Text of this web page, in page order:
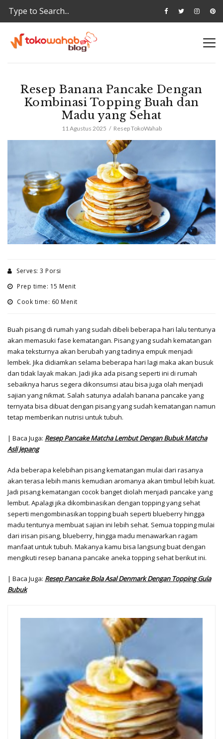
Resep Banana Pancake Dengan
Kombinasi Topping Buah dan
Madu yang Sehat
11 Agustus 2025 Resep TokoWahab
Serves: 3 Porsi
Prep time: 15 Menit
Cook time: 60 Menit
Buah pisang di rumah yang sudah dibeli beberapa hari lalu tentunya
akan memasuki fase kematangan. Pisang yang sudah kematangan
maka teksturnya akan berubah yang tadinya empuk menjadi
lembek. Jika didiamkan selama beberapa hari lagi maka akan busuk
dan tidak layak makan. Jadi jika ada pisang seperti ini di rumah
sebaiknya harus segera dikonsumsi atau bisa juga olah menjadi
sajian yang nikmat. Salah satunya adalah banana pancake yang
ternyata bisa dibuat dengan pisang yang sudah kematangan namun
tetap memberikan nutrisi untuk tubuh.
| Baca Juga: Resep Pancake Matcha Lembut Dengan Bubuk Matcha
Asli Jepang
Ada beberapa kelebihan pisang kematangan mulai dari rasanya
akan terasa lebih manis kemudian aromanya akan timbul lebih kuat.
Jadi pisang kematangan cocok banget diolah menjadi pancake yang
lembut. Apalagi jika dikombinasikan dengan topping yang sehat
seperti mengombinasikan topping buah seperti blueberry hingga
madu tentunya membuat sajian ini lebih sehat. Semua topping mulai
dari irisan pisang, blueberry, hingga madu menawarkan ragam
manfaat untuk tubuh. Makanya kamu bisa langsung buat dengan
mengikuti resep banana pancake aneka topping sehat berikut ini.
| Baca Juga: Resep Pancake Bola Asal Denmark Dengan Topping Gula
Bubuk